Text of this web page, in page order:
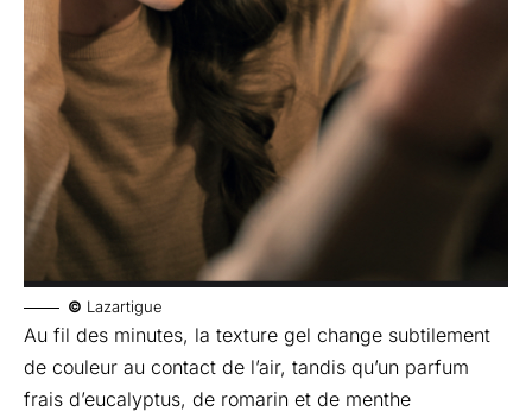
© Lazartigue
Au fil des minutes, la texture gel change subtilement
de couleur au contact de l’air, tandis qu’un parfum
frais d’eucalyptus, de romarin et de menthe